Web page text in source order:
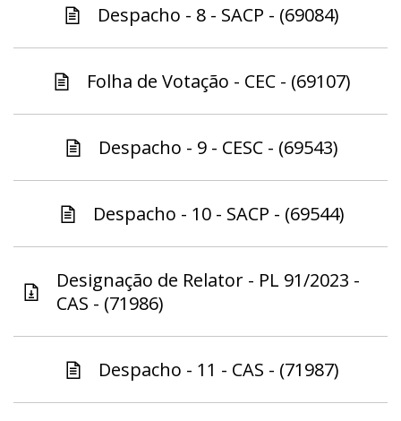
Despacho - 8 - SACP - (69084)
Folha de Votação - CEC - (69107)
Despacho - 9 - CESC - (69543)
Despacho - 10 - SACP - (69544)
Designação de Relator - PL 91/2023 -
CAS - (71986)
Despacho - 11 - CAS - (71987)